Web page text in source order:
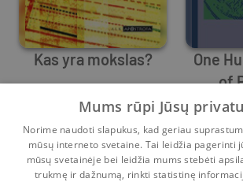
Kas yra mokslas?
Alan F. Chalmers
3 0
One
of
Alan
Mums rūpi Jūsų
Norime naudoti slapukus, kad geriau
mūsų interneto svetaine. Tai leidžia pagerinti
mūsų svetainėje bei leidžia mums stebėti
trukmę ir dažnumą, rinkti statistinę